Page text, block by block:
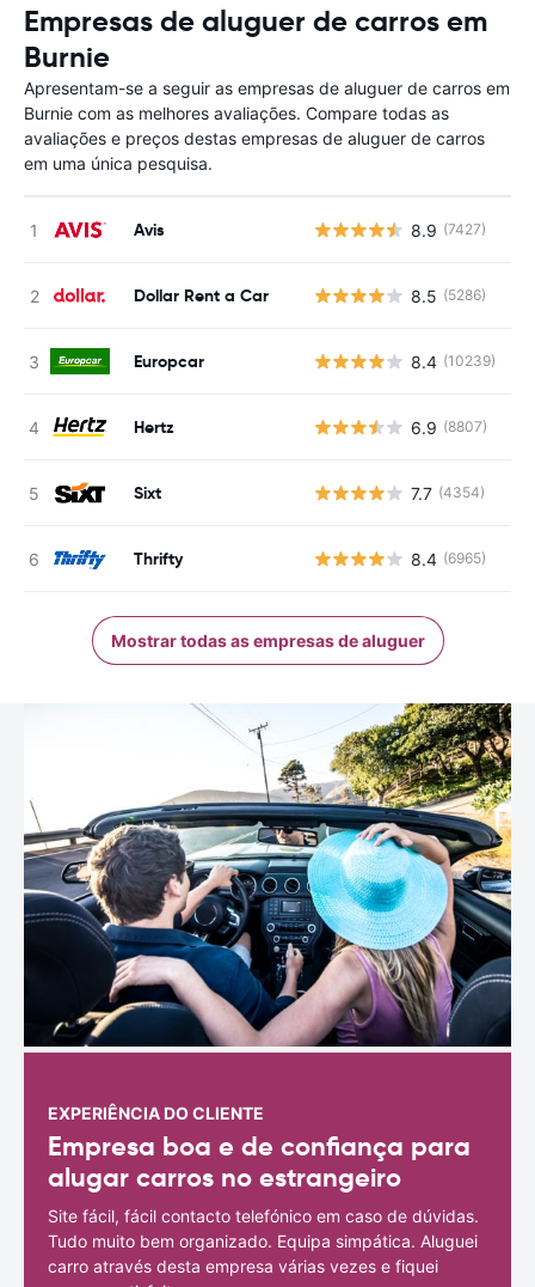
Empresas de aluguer de carros em
Burnie
Apresentam-se a seguir as empresas de aluguer de carros em
Burnie com as melhores avaliações. Compare todas as
avaliações e preços destas empresas de aluguer de carros
em uma única pesquisa.
Avis 8.9 (7427)
Dollar Rent a Car 8.5 (5286)
Europcar 8.4 (10239)
Hertz 6.9 (8807)
Sixt 7.7 (4354)
Thrifty 8.4 (6965)
Mostrar todas as empresas de aluguer
EXPERIÊNCIA DO CLIENTE
Empresa boa e de confiança para
alugar carros no estrangeiro
Site fácil, fácil contacto telefónico em caso de dúvidas.
Tudo muito bem organizado. Equipa simpática. Aluguei
carro através desta empresa várias vezes e fiquei